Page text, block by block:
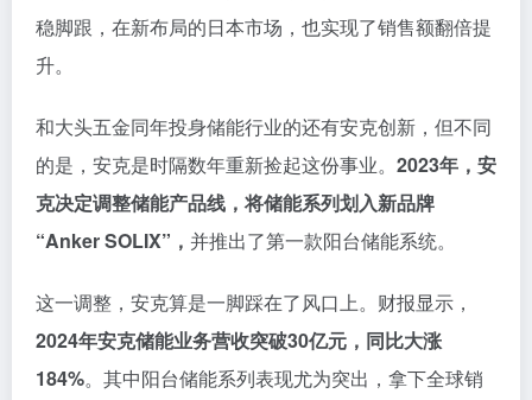
稳脚跟，在新布局的日本市场，也实现了销售额翻倍提
升。
和大头五金同年投身储能行业的还有安克创新，但不同
的是，安克是时隔数年重新捡起这份事业。 2023年，安
克决定调整储能产品线，将储能系列划入新品牌
“Anker SOLIX”， 并推出了第一款阳台储能系统。
这一调整，安克算是一脚踩在了风口上。财报显示，
2024年安克储能业务营收突破30亿元，同比大涨
184%。其中阳台储能系列表现尤为突出，拿下全球销